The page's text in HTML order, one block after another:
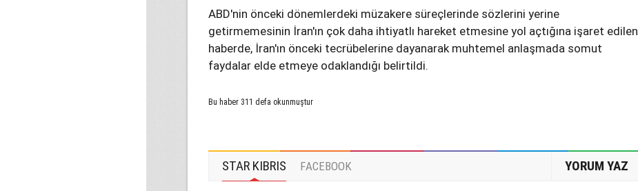
ABD'nin önceki dönemlerdeki müzakere süreçlerinde sözlerini yerine
getirmemesinin İran'ın çok daha ihtiyatlı hareket etmesine yol açtığına işaret edilen
haberde, İran'ın önceki tecrübelerine dayanarak muhtemel anlaşmada somut
faydalar elde etmeye odaklandığı belirtildi.
Bu haber 311 defa okunmuştur
STAR KIBRIS FACEBOOK YORUM YAZ